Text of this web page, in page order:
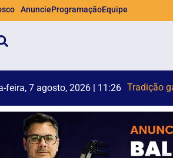
AnuncieProgramaçãoEquipe
feira, 7 agosto, 2026 | 11:07 Feira Livre
Carro